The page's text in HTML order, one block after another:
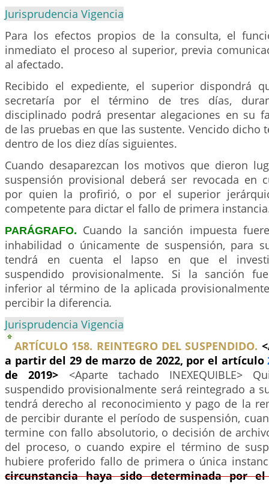
Jurisprudencia Vigencia
Para los efectos propios de la consulta, el
inmediato el proceso al superior, previa
al afectado.
Recibido el expediente, el superior dispondrá
secretaría por el término de tres días,
disciplinado podrá presentar alegaciones en su
de las pruebas en que las sustente. Vencido dicho
dentro de los diez días siguientes.
Cuando desaparezcan los motivos que dieron
suspensión provisional deberá ser revocada en
por quien la profirió, o por el superior
competente para dictar el fallo de primera
PARÁGRAFO. Cuando la sanción impuesta
inhabilidad o únicamente de suspensión, para
tendrá en cuenta el lapso en que el
suspendido provisionalmente. Si la sanción
inferior al término de la aplicada
percibir la diferencia.
Jurisprudencia Vigencia
ARTÍCULO 158. REINTEGRO DEL SUSPENDIDO.
a partir del 29 de marzo de 2022, por el artículo
de 2019> <Aparte tachado INEXEQUIBLE>
suspendido provisionalmente será reintegrado a
tendrá derecho al reconocimiento y pago de la
de percibir durante el período de suspensión,
termine con fallo absolutorio, o decisión de
del proceso, o cuando expire el término de
hubiere proferido fallo de primera o única
circunstancia haya sido determinada por el